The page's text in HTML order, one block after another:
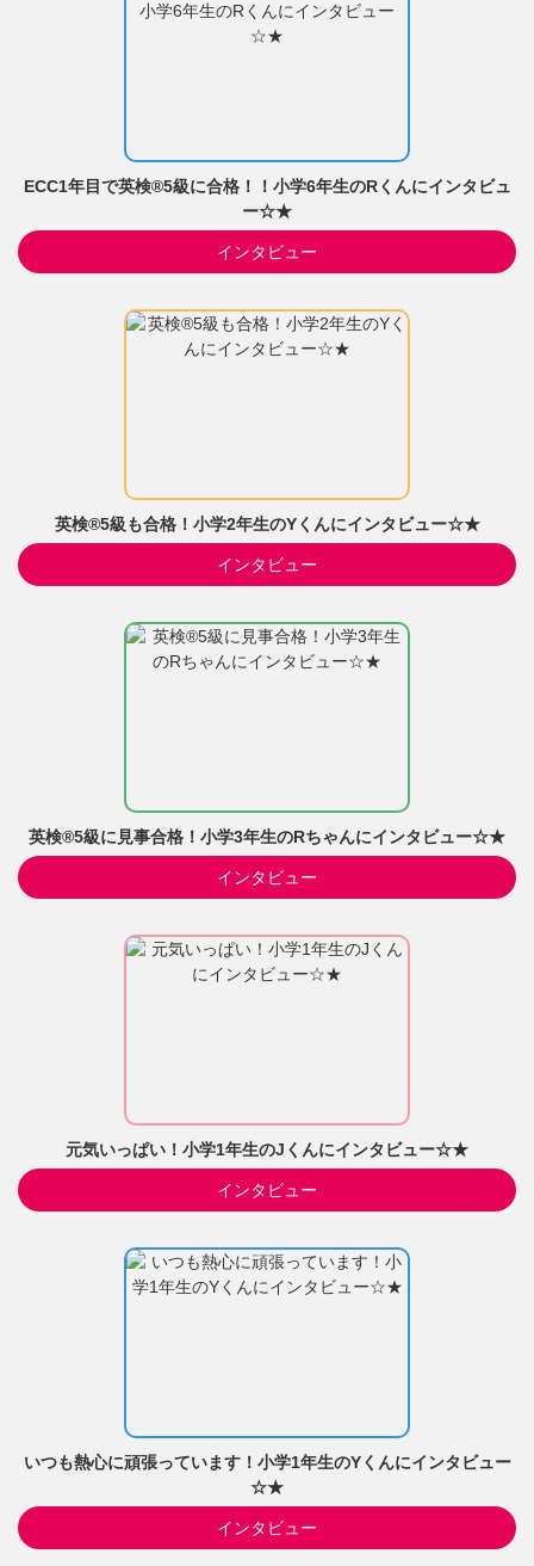
ECC1年目で英検®5級に合格！！小学6年生のRくんにインタビュ
ー☆★
インタビュー
英検®5級も合格！小学2年生のYくんにインタビュー☆★
インタビュー
英検®5級に見事合格！小学3年生のRちゃんにインタビュー☆★
インタビュー
元気いっぱい！小学1年生のJくんにインタビュー☆★
インタビュー
いつも熱心に頑張っています！小学1年生のYくんにインタビュー
☆★
インタビュー